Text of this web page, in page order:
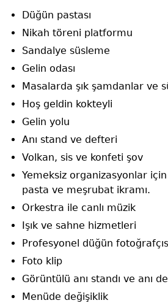
Düğün pastası
Nikah töreni platformu
Sandalye süsleme
Gelin odası
Masalarda şık şamdanlar ve
Hoş geldin kokteyli
Gelin yolu
Anı stand ve defteri
Volkan, sis ve konfeti şov
Yemeksiz organizasyonlar
pasta ve meşrubat ikramı.
Orkestra ile canlı müzik
Işık ve sahne hizmetleri
Profesyonel düğün
Foto klip
Görüntülü anı standı ve anı
Menüde değişiklik